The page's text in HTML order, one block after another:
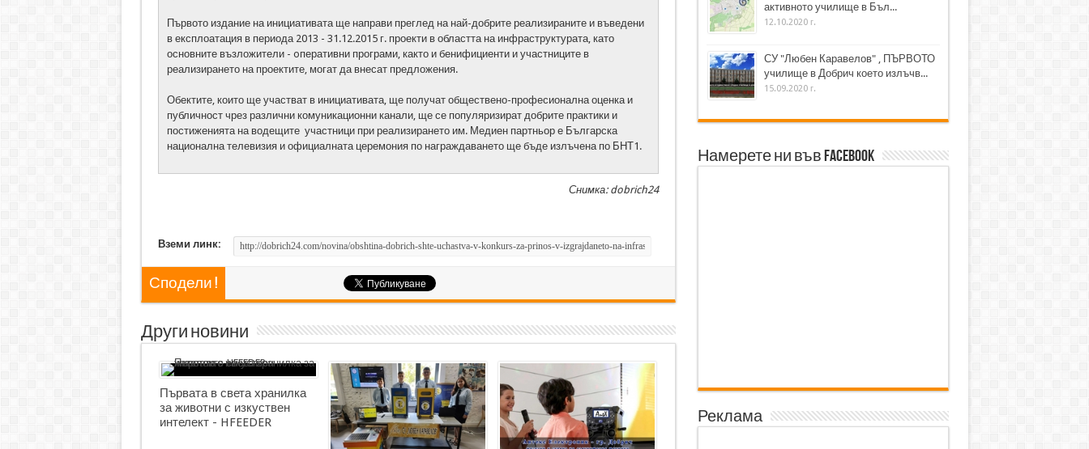
Първото издание на инициативата ще направи преглед на най-добрите реализираните и въведени
в експлоатация в периода 2013 - 31.12.2015 г. проекти в областта на инфраструктурата, като
основните възложители - oперативни програми, както и бенифициенти и участниците в
реализирането на проектите, могат да внесат предложения.
Обектите, които ще участват в инициативата, ще получат обществено-професионална оценка и
публичност чрез различни комуникационни канали, ще се популяризират добрите практики и
постиженията на водещите участници при реализирането им. Медиен партньор е Българска
национална телевизия и официалната церемония по награждаването ще бъде излъчена по БНТ1.
Снимка: dobrich24
Вземи линк:
Сподели !
Други новини
Първата в света хранилка
за животни с изкуствен
интелект - HFEEDER
активното училище в Бъл...
12.10.2020 г.
СУ "Любен Каравелов" , ПЪРВОТО
училище в Добрич което излъчв...
15.09.2020 г.
Намерете ни във Facebook
Реклама